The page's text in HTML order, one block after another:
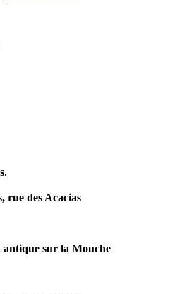
rue des Acacias
sur la Mouche